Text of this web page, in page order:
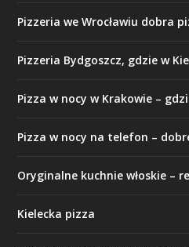
Pizzeria we Wrocławiu dobra
Pizzeria Bydgoszcz, gdzie w
Pizza w nocy w Krakowie –
Pizza w nocy na telefon –
Oryginalne kuchnie włoskie –
Kielecka pizza